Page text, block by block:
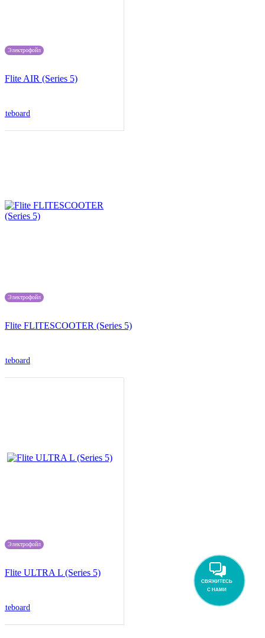
Электрофойл
Flite AIR (Series 5)
Электрофойл
Flite FLITESCOOTER (Series 5)
Электрофойл
Flite ULTRA L (Series 5)
СВЯЖИТЕСЬ
С НАМИ